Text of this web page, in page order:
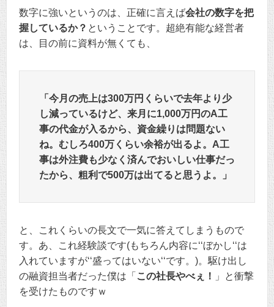
数字に強いというのは、正確に言えば会社の数字を把
握しているか？ ということです。超絶有能な経営者
は、目の前に資料が無くても、
「今月の売上は300万円くらいで去年より少
し減っているけど、来月に1,000万円のA工
事の代金が入るから、資金繰りは問題ない
ね。むしろ400万くらい余裕が出るよ。A工
事は外注費も少なく済んでおいしい仕事だっ
たから、粗利で500万は出てると思うよ。」
と、これくらいの長文で一気に答えてしまうもので
す。あ、これ経験談です(もちろん内容に‘‘ぼかし‘‘は
入れていますが‘‘盛ってはいない‘‘です。)。駆け出し
の融資担当者だった僕は「 この社長やべぇ！
」と衝撃
を受けたものですｗ